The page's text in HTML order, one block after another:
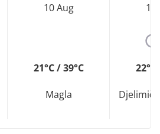
10 Aug
21°C / 39°C
Magla
11
22°C